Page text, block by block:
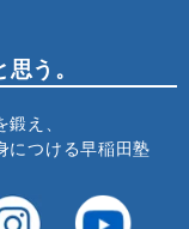
う。
鍛え、
につける早稲田塾